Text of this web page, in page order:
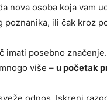
nova osoba koja vam
ili čak kroz
posebno
više – u početak